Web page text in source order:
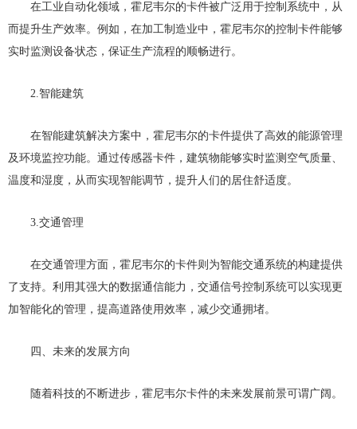
在工业自动化领域，霍尼韦尔的卡件被广泛用于控制系统中，从
而提升生产效率。例如，在加工制造业中，霍尼韦尔的控制卡件能够
实时监测设备状态，保证生产流程的顺畅进行。
2.智能建筑
在智能建筑解决方案中，霍尼韦尔的卡件提供了高效的能源管理
及环境监控功能。通过传感器卡件，建筑物能够实时监测空气质量、
温度和湿度，从而实现智能调节，提升人们的居住舒适度。
3.交通管理
在交通管理方面，霍尼韦尔的卡件则为智能交通系统的构建提供
了支持。利用其强大的数据通信能力，交通信号控制系统可以实现更
加智能化的管理，提高道路使用效率，减少交通拥堵。
四、未来的发展方向
随着科技的不断进步，霍尼韦尔卡件的未来发展前景可谓广阔。